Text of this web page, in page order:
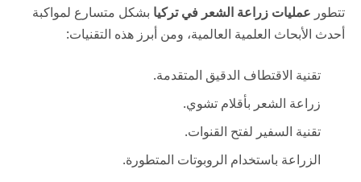
تتطور عمليات زراعة الشعر في تركيا بشكل متسارع لمواكبة
أحدث الأبحاث العلمية العالمية، ومن أبرز هذه التقنيات:
تقنية الاقتطاف الدقيق المتقدمة.
زراعة الشعر بأقلام تشوي.
تقنية السفير لفتح القنوات.
الزراعة باستخدام الروبوتات المتطورة.